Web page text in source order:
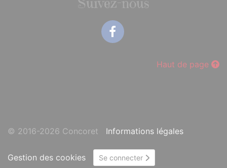
Suivez-nous
Haut de page
© 2016-2026 Concoret Informations légales
Gestion des cookies Se connecter